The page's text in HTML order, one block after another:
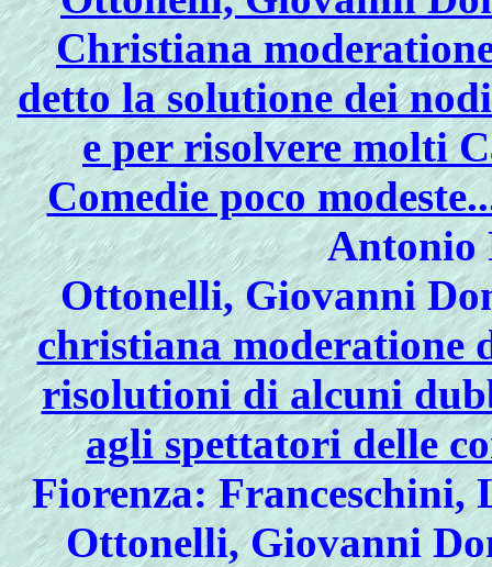
Christiana
detto la solutione dei
e per risolvere molti
Comedie poco
Antonio
Ottonelli, Giovanni
christiana moderatione
risolutioni di alcuni
agli spettatori delle
Fiorenza: Franceschini,
Ottonelli, Giovanni